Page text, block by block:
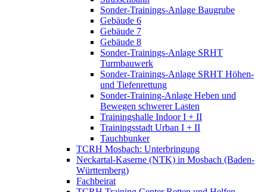
Sonder-Trainings-Anlage Baugrube
Gebäude 6
Gebäude 7
Gebäude 8
Sonder-Trainings-Anlage SRHT
Turmbauwerk
Sonder-Trainings-Anlage SRHT Höhen-
und Tiefenrettung
Sonder-Training-Anlage Heben und
Bewegen schwerer Lasten
Trainingshalle Indoor I + II
Trainingsstadt Urban I + II
Tauchbunker
TCRH Mosbach: Unterbringung
Neckartal-Kaserne (NTK) in Mosbach (Baden-
Württemberg)
Fachbeirat